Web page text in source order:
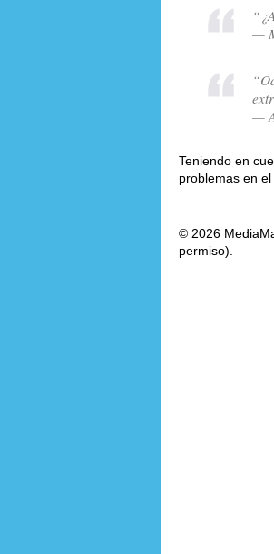
—
—
Teniendo en
problemas en
© 2026
permiso).